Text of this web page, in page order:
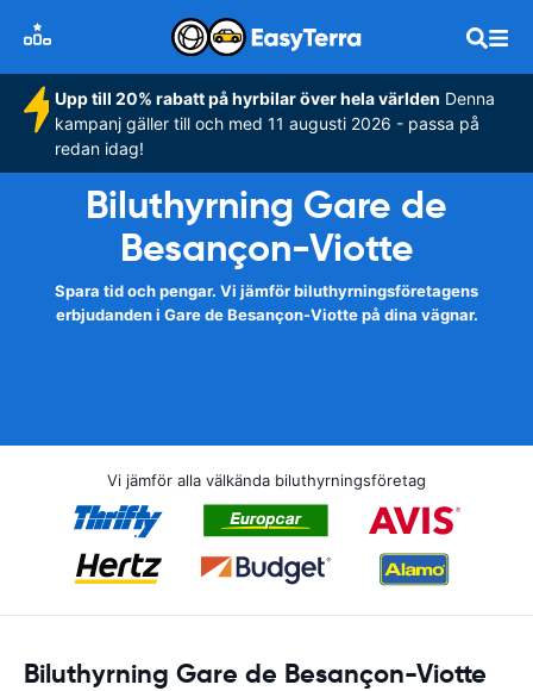
Upp till 20% rabatt på hyrbilar över hela världen Denna
kampanj gäller till och med 11 augusti 2026 - passa på
redan idag!
Biluthyrning Gare de
Besançon-Viotte
Spara tid och pengar. Vi jämför biluthyrningsföretagens
erbjudanden i Gare de Besançon-Viotte på dina vägnar.
Vi jämför alla välkända biluthyrningsföretag
Biluthyrning Gare de Besançon-Viotte